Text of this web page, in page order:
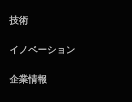
技術
イノベーション
企業情報